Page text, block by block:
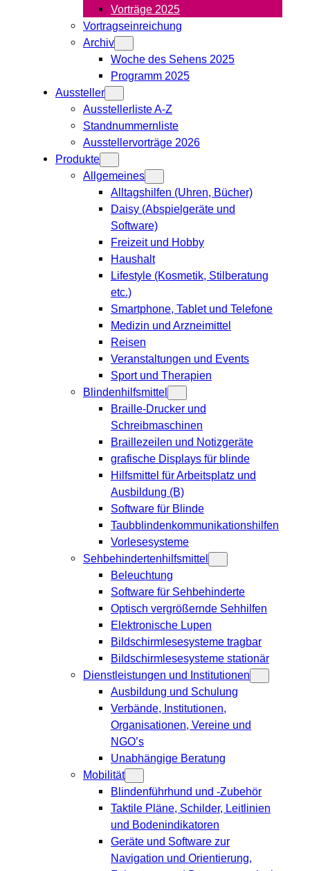
Vorträge 2025
Vortragseinreichung
Archiv
Woche des Sehens 2025
Programm 2025
Aussteller
Ausstellerliste A-Z
Standnummernliste
Ausstellervorträge 2026
Produkte
Allgemeines
Alltagshilfen (Uhren, Bücher)
Daisy (Abspielgeräte und
Software)
Freizeit und Hobby
Haushalt
Lifestyle (Kosmetik, Stilberatung
etc.)
Smartphone, Tablet und Telefone
Medizin und Arzneimittel
Reisen
Veranstaltungen und Events
Sport und Therapien
Blindenhilfsmittel
Braille-Drucker und
Schreibmaschinen
Braillezeilen und Notizgeräte
grafische Displays für blinde
Hilfsmittel für Arbeitsplatz und
Ausbildung (B)
Software für Blinde
Taubblindenkommunikationshilfen
Vorlesesysteme
Sehbehindertenhilfsmittel
Beleuchtung
Software für Sehbehinderte
Optisch vergrößernde Sehhilfen
Elektronische Lupen
Bildschirmlesesysteme tragbar
Bildschirmlesesysteme stationär
Dienstleistungen und Institutionen
Ausbildung und Schulung
Verbände, Institutionen,
Organisationen, Vereine und
NGO’s
Unabhängige Beratung
Mobilität
Blindenführhund und -Zubehör
Taktile Pläne, Schilder, Leitlinien
und Bodenindikatoren
Geräte und Software zur
Navigation und Orientierung,